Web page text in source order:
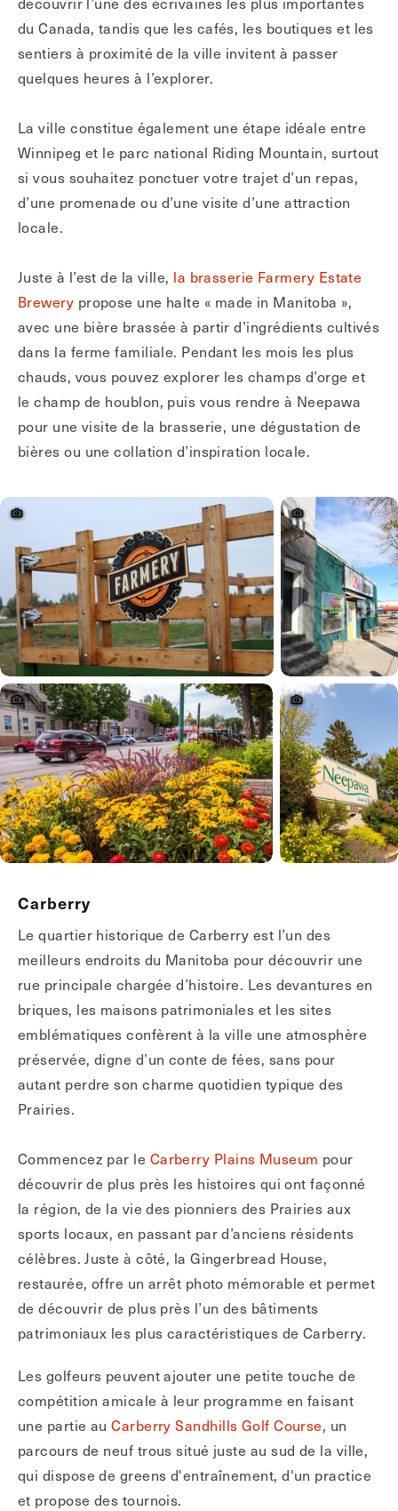
du Canada, tandis que les cafés, les boutiques et les
sentiers à proximité de la ville invitent à passer
quelques heures à l’explorer.
La ville constitue également une étape idéale entre
Winnipeg et le parc national Riding Mountain, surtout
si vous souhaitez ponctuer votre trajet d’un repas,
d’une promenade ou d’une visite d’une attraction
locale.
Juste à l’est de la ville, la brasserie Farmery Estate
Brewery propose une halte « made in Manitoba »,
avec une bière brassée à partir d’ingrédients cultivés
dans la ferme familiale. Pendant les mois les plus
chauds, vous pouvez explorer les champs d’orge et
le champ de houblon, puis vous rendre à Neepawa
pour une visite de la brasserie, une dégustation de
bières ou une collation d’inspiration locale.
Carberry
Le quartier historique de Carberry est l’un des
meilleurs endroits du Manitoba pour découvrir une
rue principale chargée d’histoire. Les devantures en
briques, les maisons patrimoniales et les sites
emblématiques confèrent à la ville une atmosphère
préservée, digne d’un conte de fées, sans pour
autant perdre son charme quotidien typique des
Prairies.
Commencez par le Carberry Plains Museum pour
découvrir de plus près les histoires qui ont façonné
la région, de la vie des pionniers des Prairies aux
sports locaux, en passant par d’anciens résidents
célèbres. Juste à côté, la Gingerbread House,
restaurée, offre un arrêt photo mémorable et permet
de découvrir de plus près l’un des bâtiments
patrimoniaux les plus caractéristiques de Carberry.
Les golfeurs peuvent ajouter une petite touche de
compétition amicale à leur programme en faisant
une partie au Carberry Sandhills Golf Course, un
parcours de neuf trous situé juste au sud de la ville,
qui dispose de greens d'entraînement, d'un practice
et propose des tournois.